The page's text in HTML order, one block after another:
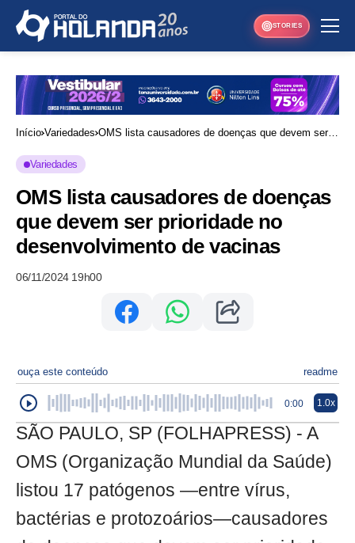
STORIES
Início Variedades OMS lista causadores de doenças que devem ser
Variedades
OMS lista causadores de doenças
que devem ser prioridade no
desenvolvimento de vacinas
06/11/2024 19h00
ouça este conteúdo readme
0:00 1.0x
SÃO PAULO, SP (FOLHAPRESS) - A
OMS (Organização Mundial da Saúde)
listou 17 patógenos —entre vírus,
bactérias e protozoários—causadores